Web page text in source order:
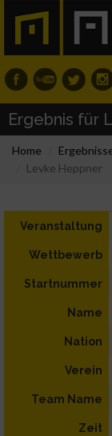
Ergebnis für
Home
Levke Heppner
Veranstaltung
Wettbewerb
Startnummer
Name
Nation
Verein
Team Name
Zeit